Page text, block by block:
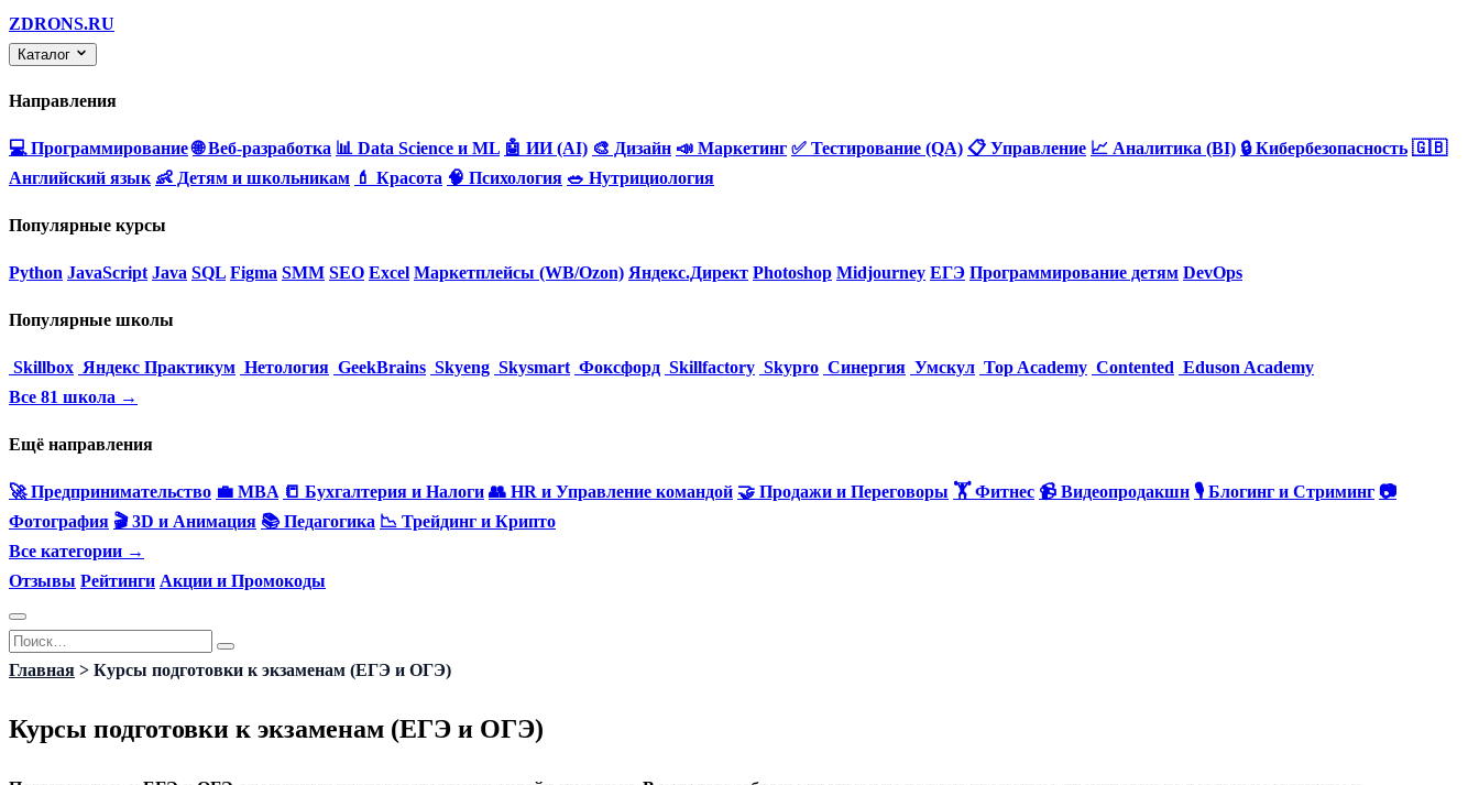
ZDRONS.RU
Каталог
Направления
💻 Программирование 🌐 Веб-разработка 📊 Data Science и ML 🤖 ИИ (AI) 🎨 Дизайн 📣 Маркетинг ✅ Тестирование (QA) 📋 Управление 📈 Аналитика (BI) 🔒 Кибербезопасность 🇬🇧
Английский язык 👶 Детям и школьникам 💄 Красота 🧠 Психология 🥗 Нутрициология
Популярные курсы
Python JavaScript Java SQL Figma SMM SEO Excel Маркетплейсы (WB/Ozon) Яндекс.Директ Photoshop Midjourney ЕГЭ Программирование детям DevOps
Популярные школы
Skillbox Яндекс Практикум Нетология GeekBrains Skyeng Skysmart Фоксфорд Skillfactory Skypro Синергия Умскул Top Academy Contented Eduson Academy
Все 81 школа →
Ещё направления
🚀 Предпринимательство 💼 MBA 📒 Бухгалтерия и Налоги 👥 HR и Управление командой 🤝 Продажи и Переговоры 🏋️ Фитнес 📹 Видеопродакшн 🎙 Блогинг и Стриминг 📷
Фотография 🎬 3D и Анимация 📚 Педагогика 📉 Трейдинг и Крипто
Все категории →
Отзывы Рейтинги Акции и Промокоды
Перейти
к
Search
for:
Главная > Курсы подготовки к экзаменам (ЕГЭ и ОГЭ)
Курсы подготовки к экзаменам (ЕГЭ и ОГЭ)